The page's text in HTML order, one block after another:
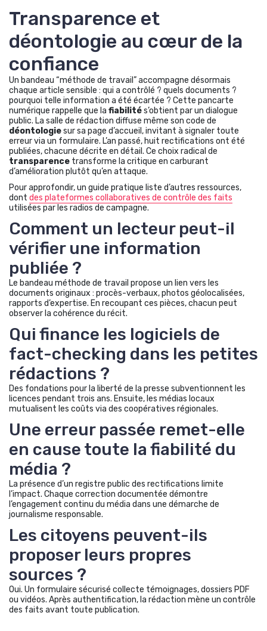
Transparence et
déontologie au cœur de la
confiance
Un bandeau “méthode de travail” accompagne désormais
chaque article sensible : qui a contrôlé ? quels documents ?
pourquoi telle information a été écartée ? Cette pancarte
numérique rappelle que la fiabilités’obtient par un dialogue
public. La salle de rédaction diffuse même son code de
déontologiesur sa page d’accueil, invitant à signaler toute
erreur via un formulaire. L’an passé, huit rectifications ont été
publiées, chacune décrite en détail. Ce choix radical de
transparence transforme la critique en carburant
d’amélioration plutôt qu’en attaque.
Pour approfondir, un guide pratique liste d’autres ressources,
dont des plateformes collaboratives de contrôle des faits
utilisées par les radios de campagne.
Comment un lecteur peut-il
vérifier une information
publiée ?
Le bandeau méthode de travail propose un lien vers les
documents originaux : procès-verbaux, photos géolocalisées,
rapports d’expertise. En recoupant ces pièces, chacun peut
observer la cohérence du récit.
Qui finance les logiciels de
fact-checking dans les petites
rédactions ?
Des fondations pour la liberté de la presse subventionnent les
licences pendant trois ans. Ensuite, les médias locaux
mutualisent les coûts via des coopératives régionales.
Une erreur passée remet-elle
en cause toute la fiabilité du
média ?
La présence d’un registre public des rectifications limite
l’impact. Chaque correction documentée démontre
l’engagement continu du média dans une démarche de
journalisme responsable.
Les citoyens peuvent-ils
proposer leurs propres
sources ?
Oui. Un formulaire sécurisé collecte témoignages, dossiers PDF
ou vidéos. Après authentification, la rédaction mène un contrôle
des faits avant toute publication.